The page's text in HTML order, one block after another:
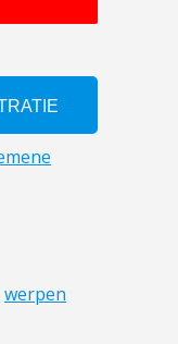
werpen